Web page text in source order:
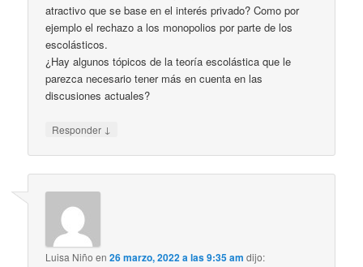
atractivo que se base en el interés privado? Como por
ejemplo el rechazo a los monopolios por parte de los
escolásticos.
¿Hay algunos tópicos de la teoría escolástica que le
parezca necesario tener más en cuenta en las
discusiones actuales?
Responder ↓
Luisa Niño en26 marzo, 2022 a las 9:35 am dijo: